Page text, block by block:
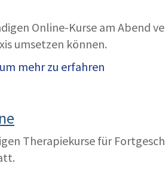
Online-Kurse am Abend
umsetzen können.
mehr zu erfahren
Therapiekurse für